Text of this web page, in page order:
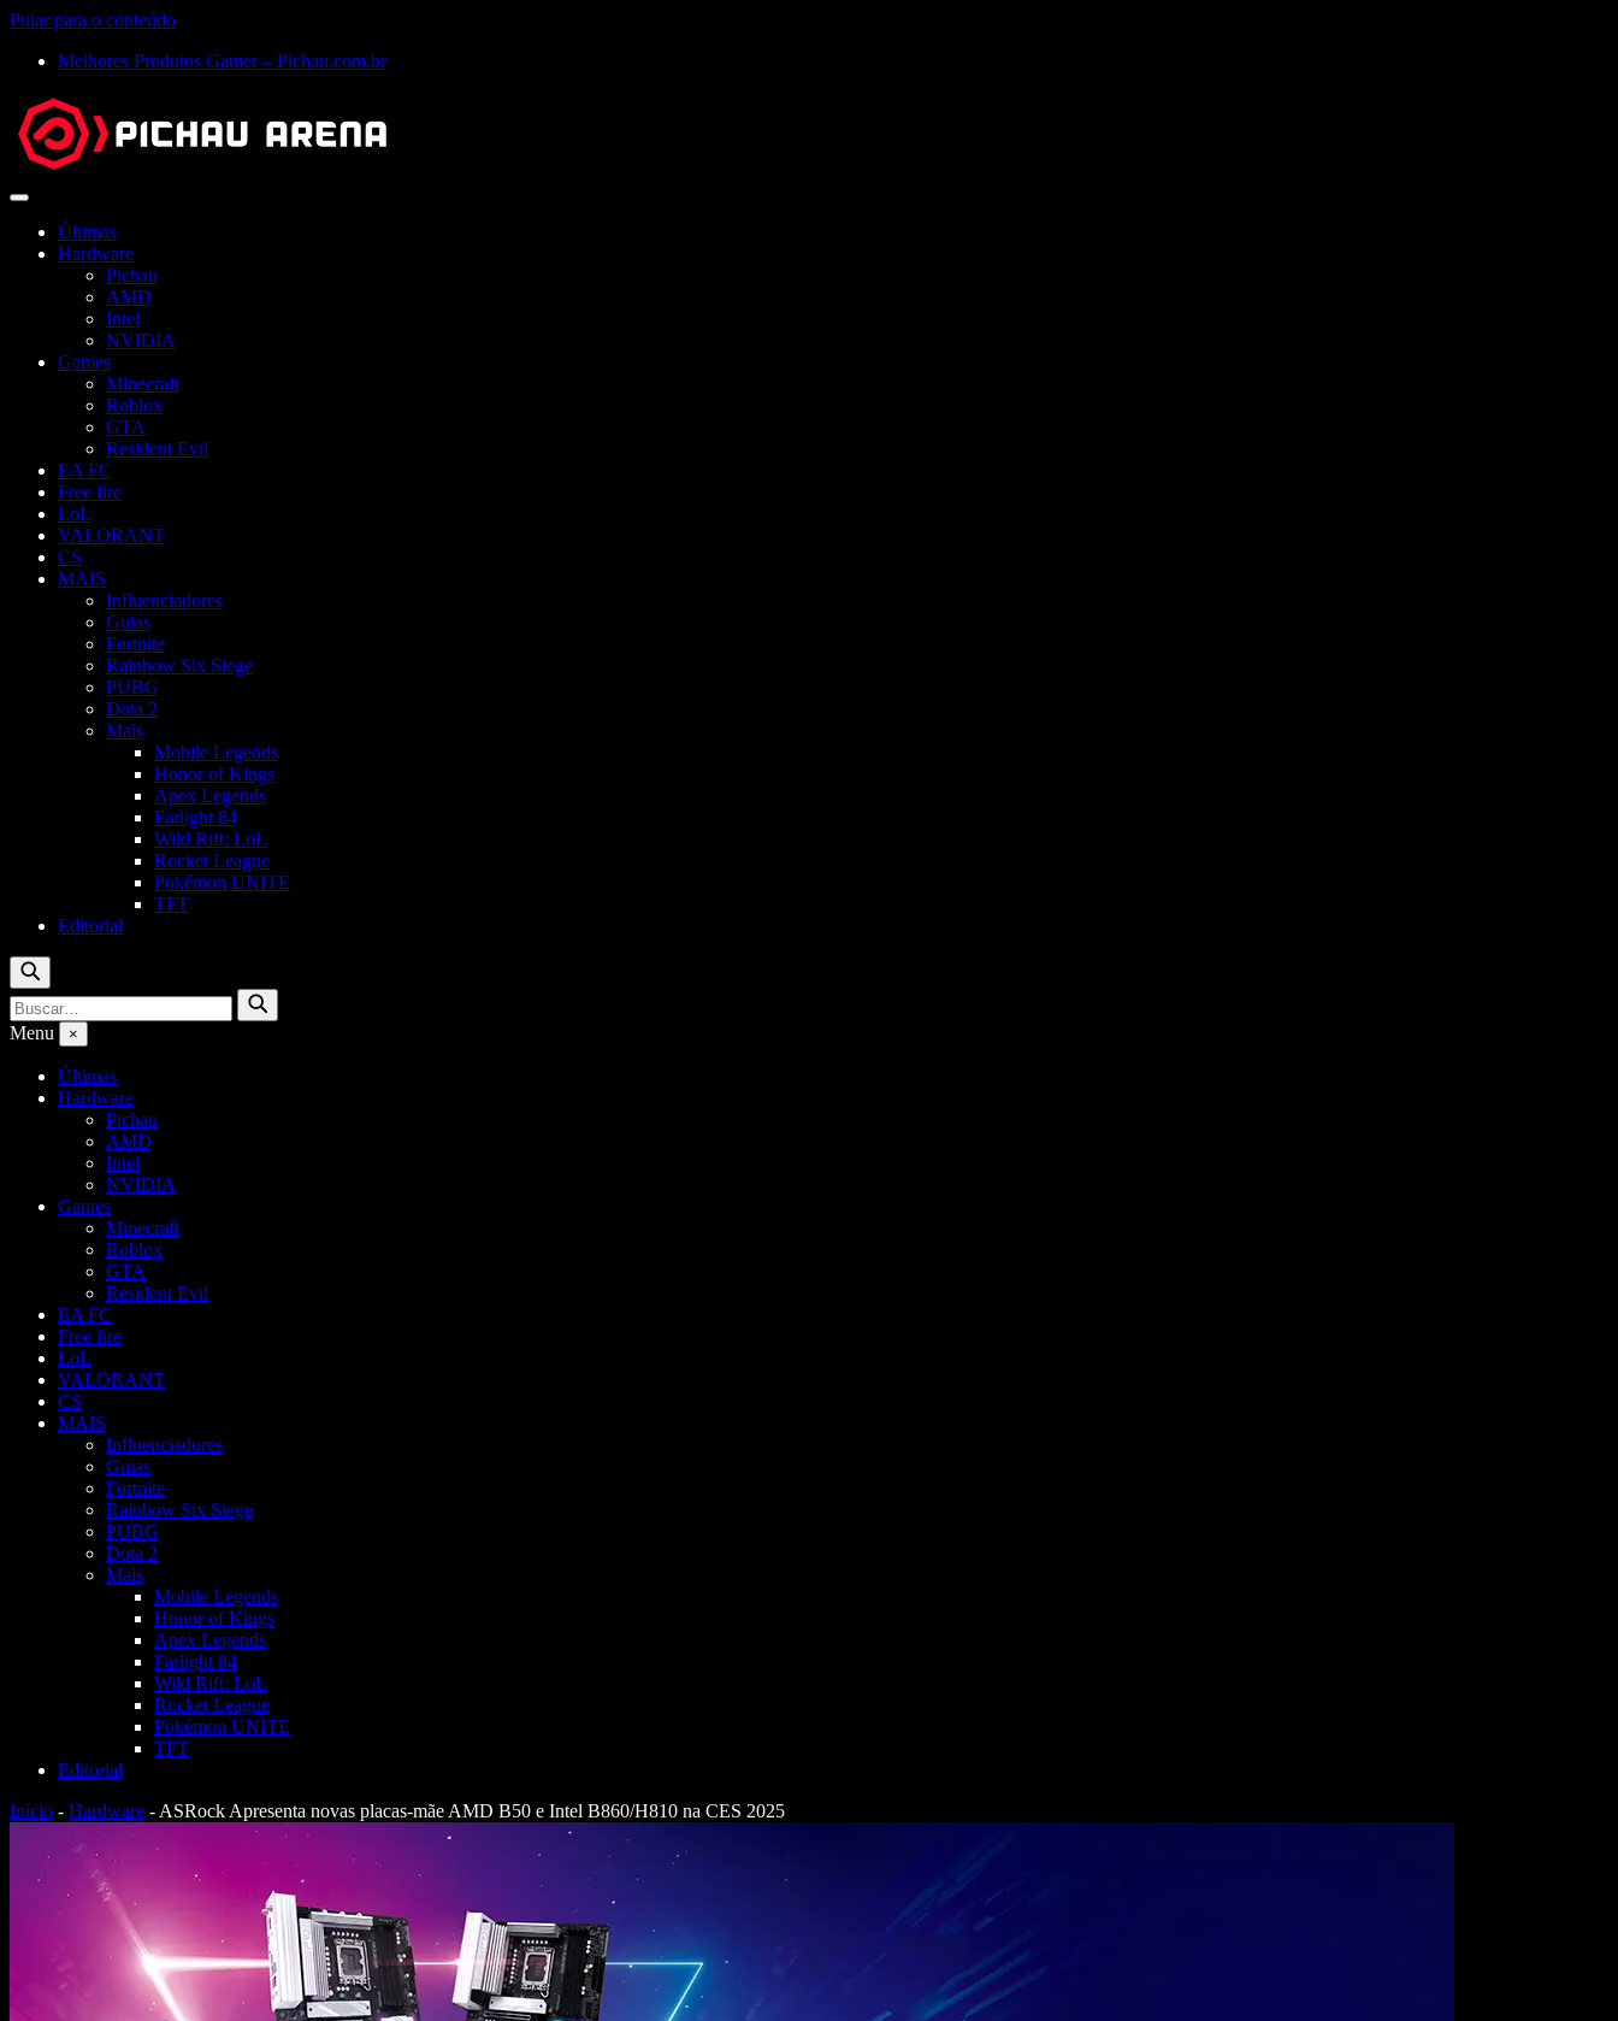
Pular para o conteúdo
Melhores Produtos Gamer – Pichau.com.br
Abrir
Últimas
Hardware
Pichau
AMD
Intel
NVIDIA
Games
Minecraft
Roblox
GTA
Resident Evil
EA FC
Free fire
LoL
VALORANT
CS
MAIS
Influenciadores
Guias
Fortnite
Rainbow Six Siege
PUBG
Dota 2
Mais
Mobile Legends
Honor of Kings
Apex Legends
Farlight 84
Wild Rift: LoL
Rocket League
Pokémon UNITE
TFT
Editorial
Buscar
Buscar
por:
Buscar
Menu ×
Últimas
Hardware
Pichau
AMD
Intel
NVIDIA
Games
Minecraft
Roblox
GTA
Resident Evil
EA FC
Free fire
LoL
VALORANT
CS
MAIS
Influenciadores
Guias
Fortnite
Rainbow Six Siege
PUBG
Dota 2
Mais
Mobile Legends
Honor of Kings
Apex Legends
Farlight 84
Wild Rift: LoL
Rocket League
Pokémon UNITE
TFT
Editorial
Início - Hardware - ASRock Apresenta novas placas-mãe AMD B50 e Intel B860/H810 na CES 2025